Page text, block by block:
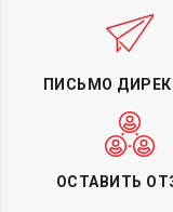
ПИСЬМО
ОСТАВИТЬ